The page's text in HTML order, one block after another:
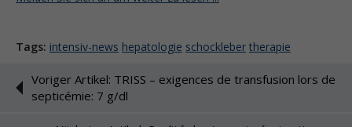
Tags: intensiv-news hepatologie schockleber therapie
Voriger Artikel: TRISS – exigences de transfusion lors de
septicémie: 7 g/dl